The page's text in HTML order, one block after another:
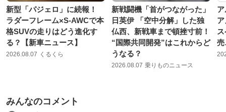
新型「パジェロ」に続報！
ラダーフレーム×S-AWCで本
格SUVの走りはどう進化す
る？【新車ニュース】
2026.08.07 くるくら
新戦闘機「首がつながった」
日英伊 「空中分解」した独
仏西、新戦車まで頓挫寸前！
“国際共同開発”はこれからど
うなる？
2026.08.07 乗りものニュース
みんなのコメント